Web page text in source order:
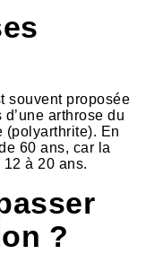
souvent proposée
arthrose du
(polyarthrite). En
60 ans, car la
à 20 ans.
?